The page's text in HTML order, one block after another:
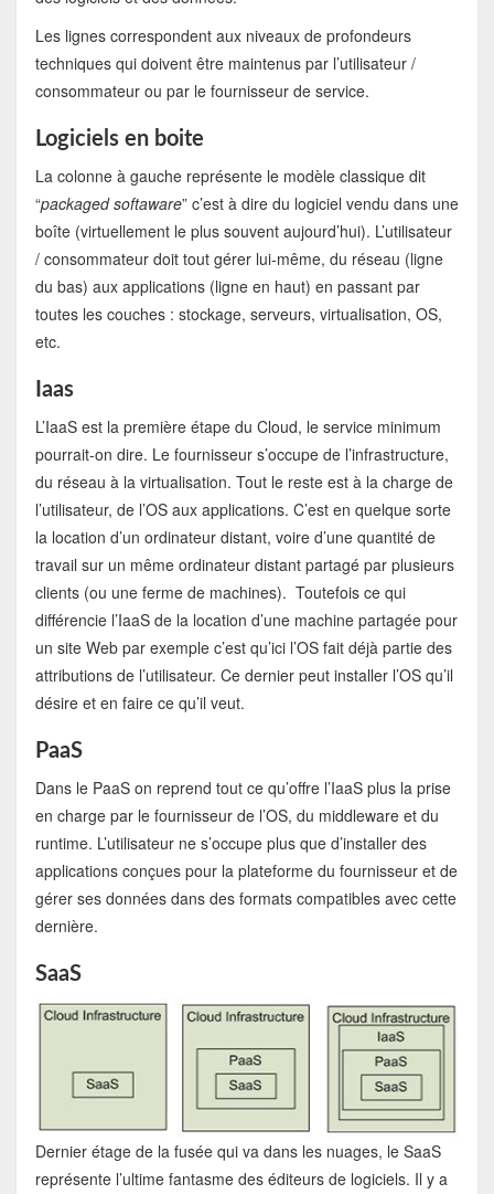
Les lignes correspondent aux niveaux de profondeurs
techniques qui doivent être maintenus par l’utilisateur /
consommateur ou par le fournisseur de service.
Logiciels en boite
La colonne à gauche représente le modèle classique dit
“packaged softaware” c’est à dire du logiciel vendu dans une
boîte (virtuellement le plus souvent aujourd’hui). L’utilisateur
/ consommateur doit tout gérer lui-même, du réseau (ligne
du bas) aux applications (ligne en haut) en passant par
toutes les couches : stockage, serveurs, virtualisation, OS,
etc.
Iaas
L’IaaS est la première étape du Cloud, le service minimum
pourrait-on dire. Le fournisseur s’occupe de l’infrastructure,
du réseau à la virtualisation. Tout le reste est à la charge de
l’utilisateur, de l’OS aux applications. C’est en quelque sorte
la location d’un ordinateur distant, voire d’une quantité de
travail sur un même ordinateur distant partagé par plusieurs
clients (ou une ferme de machines). Toutefois ce qui
différencie l’IaaS de la location d’une machine partagée pour
un site Web par exemple c’est qu’ici l’OS fait déjà partie des
attributions de l’utilisateur. Ce dernier peut installer l’OS qu’il
désire et en faire ce qu’il veut.
PaaS
Dans le PaaS on reprend tout ce qu’offre l’IaaS plus la prise
en charge par le fournisseur de l’OS, du middleware et du
runtime. L’utilisateur ne s’occupe plus que d’installer des
applications conçues pour la plateforme du fournisseur et de
gérer ses données dans des formats compatibles avec cette
dernière.
SaaS
Dernier étage de la fusée qui va dans les nuages, le SaaS
représente l’ultime fantasme des éditeurs de logiciels. Il y a